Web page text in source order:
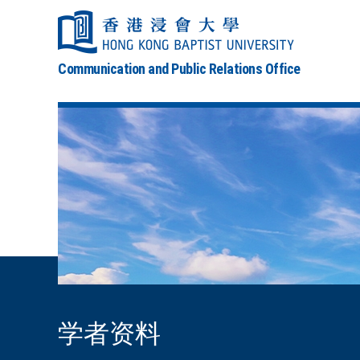
Communication and Public Relations Office
学者资料